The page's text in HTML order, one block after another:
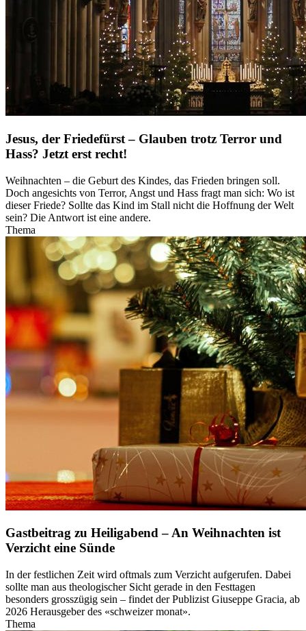
Jesus, der Friedefürst – Glauben trotz Terror und
Hass? Jetzt erst recht!
Weihnachten – die Geburt des Kindes, das Frieden bringen soll.
Doch angesichts von Terror, Angst und Hass fragt man sich: Wo ist
dieser Friede? Sollte das Kind im Stall nicht die Hoffnung der Welt
sein? Die Antwort ist eine andere.
Thema
Gastbeitrag zu Heiligabend – An Weihnachten ist
Verzicht eine Sünde
In der festlichen Zeit wird oftmals zum Verzicht aufgerufen. Dabei
sollte man aus theologischer Sicht gerade in den Festtagen
besonders grosszügig sein – findet der Publizist Giuseppe Gracia, ab
2026 Herausgeber des «schweizer monat».
Thema